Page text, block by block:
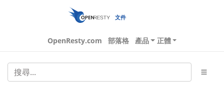
文件
OpenResty.com 部落格 產品 正體